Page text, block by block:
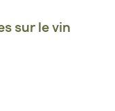
sur le vin